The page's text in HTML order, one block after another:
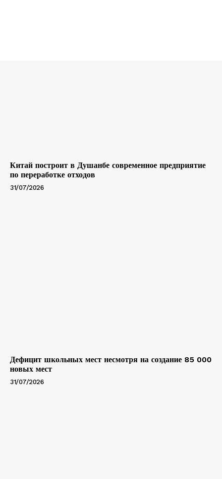
Китай построит в Душанбе современное предприятие
по переработке отходов
31/07/2026
Дефицит школьных мест несмотря на создание 85 000
новых мест
31/07/2026